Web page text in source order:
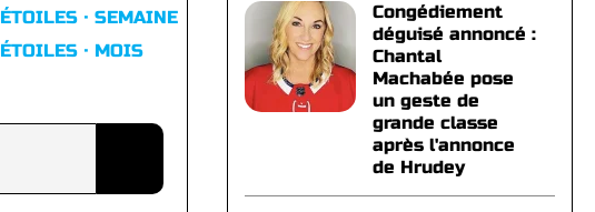
ÉTOILES · SEMAINE
ÉTOILES · MOIS
Congédiement
déguisé annoncé :
Chantal
Machabée pose
un geste de
grande classe
après l'annonce
de Hrudey